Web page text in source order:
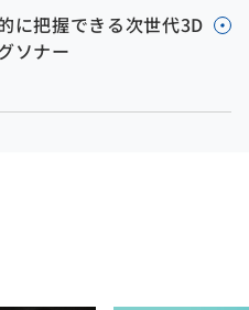
に把握できる次世代3D
ソナー